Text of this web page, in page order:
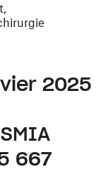
2025
667